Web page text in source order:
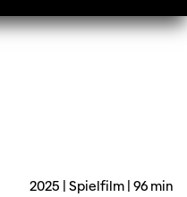
2025 | Spielfilm | 96 min